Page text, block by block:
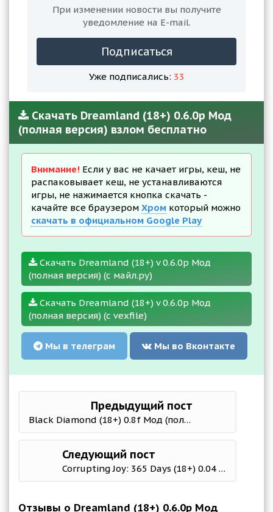
При изменении новости вы получите
уведомление на E-mail.
Подписаться
Уже подписались: 33
Скачать Dreamland (18+) 0.6.0p Мод
(полная версия) взлом бесплатно
Внимание! Если у вас не качает игры, кеш, не
распаковывает кеш, не устанавливаются
игры, не нажимается кнопка скачать -
качайте все браузером Хром который можно
скачать в официальном Google Play
Скачать Dreamland (18+) v 0.6.0p Мод
(полная версия) (с майл.ру)
Скачать Dreamland (18+) v 0.6.0p Мод
(полная версия) (с vexfile)
Мы в телеграм Мы во Вконтакте
Предыдущий пост
Black Diamond (18+) 0.8f Мод (полная версия)
Следующий пост
Corrupting Joy: 365 Days (18+) 0.04 Мод (полная версия)
Отзывы о Dreamland (18+) 0.6.0p Мод